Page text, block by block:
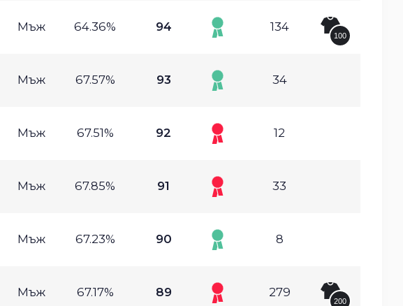
Мъж 64.36% 94 134
100
Мъж 67.57% 93 34
Мъж 67.51% 92 12
Мъж 67.85% 91 33
Мъж 67.23% 90 8
Мъж 67.17% 89 279
200